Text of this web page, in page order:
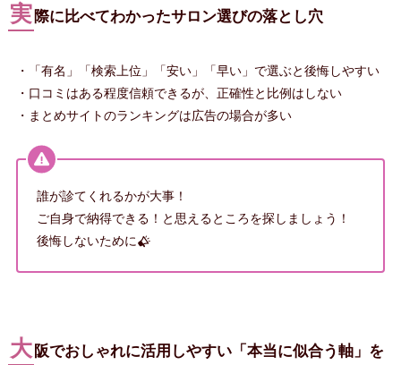
実 際に比べてわかったサロン選びの落とし穴
・「有名」「検索上位」「安い」「早い」で選ぶと後悔しやすい
・口コミはある程度信頼できるが、正確性と比例はしない
・まとめサイトのランキングは広告の場合が多い
誰が診てくれるかが大事！
ご自身で納得できる！と思えるところを探しましょう！
後悔しないために
大 阪でおしゃれに活用しやすい「本当に似合う軸」を